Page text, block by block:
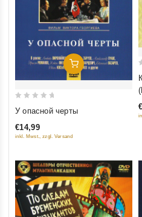
Добавить В Корзину
of
У опасной черты
€14,99
inkl. Mwst., zzgl. Versand